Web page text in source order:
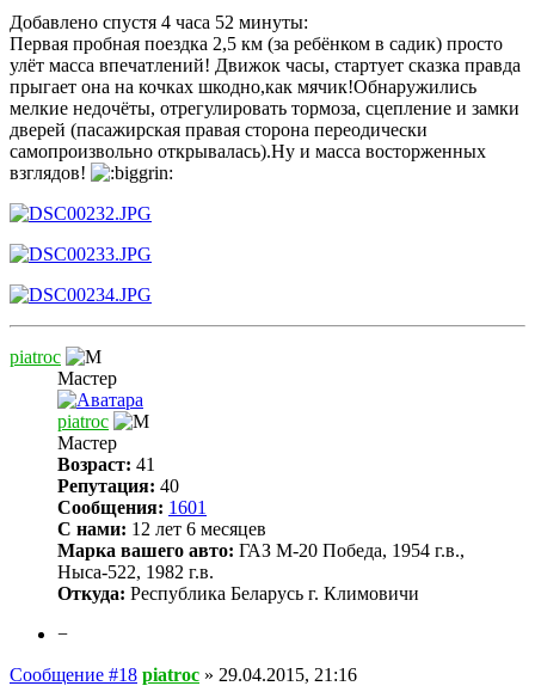
Добавлено спустя 4 часа 52 минуты:
Первая пробная поездка 2,5 км (за ребёнком в садик) просто
улёт масса впечатлений! Движок часы, стартует сказка правда
прыгает она на кочках шкодно,как мячик!Обнаружились
мелкие недочёты, отрегулировать тормоза, сцепление и замки
дверей (пасажирская правая сторона переодически
самопроизвольно открывалась).Ну и масса восторженных
взглядов!
piatroc
Мастер
piatroc
Мастер
Возраст: 41
Репутация: 40
Сообщения: 1601
С нами: 12 лет 6 месяцев
Марка вашего авто: ГАЗ М-20 Победа, 1954 г.в.,
Ныса-522, 1982 г.в.
Откуда: Республика Беларусь г. Климовичи
−
Сообщение #18 piatroc » 29.04.2015, 21:16